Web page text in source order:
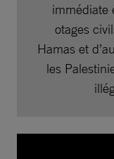
immédiate
otages
Hamas et
les